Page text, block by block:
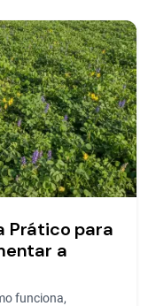
Prático para
a
funciona,